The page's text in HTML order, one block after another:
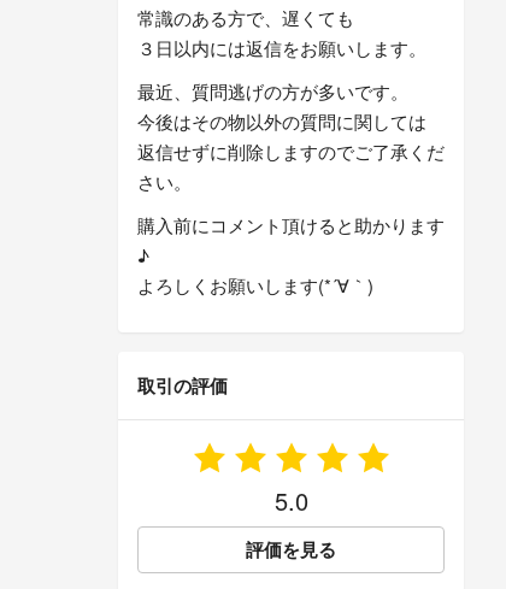
常識のある方で、遅くても
３日以内には返信をお願いします。
最近、質問逃げの方が多いです。
今後はその物以外の質問に関しては
返信せずに削除しますのでご了承くだ
さい。
購入前にコメント頂けると助かります
♪
よろしくお願いします(*´∀｀)
取引の評価
5.0
評価を見る